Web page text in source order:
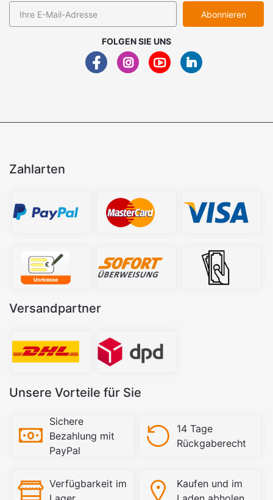
Abonnieren
FOLGEN SIE UNS
Zahlarten
Versandpartner
Unsere Vorteile für Sie
Sichere
Bezahlung mit
PayPal
14 Tage
Rückgaberecht
Verfügbarkeit im
Kaufen und im